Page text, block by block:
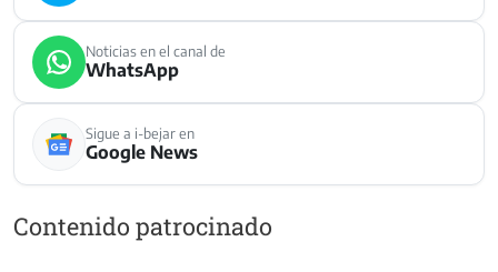
Noticias en el canal de
WhatsApp
Sigue a i-bejar en
Google News
Contenido patrocinado